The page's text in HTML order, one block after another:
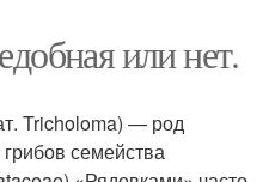
или нет.
Tricholoma) — род
семейства